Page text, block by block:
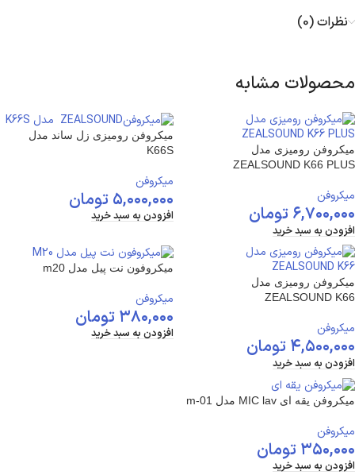
نظرات (0)
محصولات مشابه
میکروفن رومیزی مدل
ZEALSOUND K66 PLUS
میکروفن
۶,۷۰۰,۰۰۰ تومان
افزودن به سبد خرید
میکروفن رومیزی زل ساند مدل
K66S
میکروفن
۵,۰۰۰,۰۰۰ تومان
افزودن به سبد خرید
میکروفن رومیزی مدل
ZEALSOUND K66
میکروفن
۴,۵۰۰,۰۰۰ تومان
افزودن به سبد خرید
میکروفون نت پیل مدل m20
میکروفن
۳۸۰,۰۰۰ تومان
افزودن به سبد خرید
میکروفن یقه ای MIC lav مدل m-01
میکروفن
۳۵۰,۰۰۰ تومان
افزودن به سبد خرید